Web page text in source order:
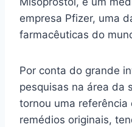
empresa Pfizer, uma
farmacêuticas do
Por conta do grande
pesquisas na área da
tornou uma referência
remédios originais,